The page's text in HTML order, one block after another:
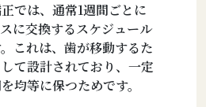
では、通常1週間ごとに
に交換するスケジュール
これは、歯が移動するた
て設計されており、一定
均等に保つためです。